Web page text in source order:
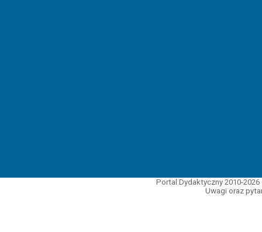
Portal Dydaktyczny 2010-
Uwagi oraz